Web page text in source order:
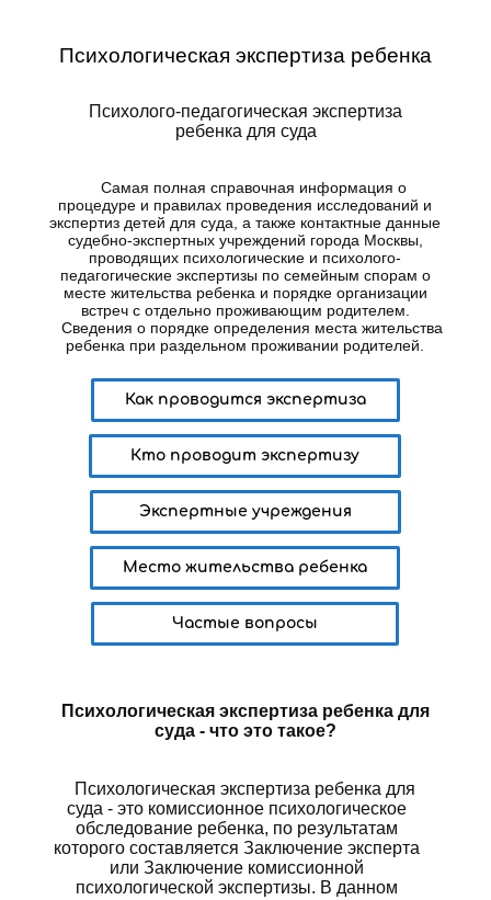
Психологическая экспертиза ребенка
Психолого-педагогическая экспертиза
ребенка для суда
Самая полная справочная информация о
процедуре и правилах проведения исследований и
экспертиз детей для суда, а также контактные данные
судебно-экспертных учреждений города Москвы,
проводящих психологические и психолого-
педагогические экспертизы по семейным спорам о
месте жительства ребенка и порядке организации
встреч с отдельно проживающим родителем.
Сведения о порядке определения места жительства
ребенка при раздельном проживании родителей.
Как проводится экспертиза
Кто проводит экспертизу
Экспертные учреждения
Место жительства ребенка
Частые вопросы
Психологическая экспертиза ребенка для
суда - что это такое?
Психологическая экспертиза ребенка для
суда - это комиссионное психологическое
обследование ребенка, по результатам
которого составляется Заключение эксперта
или Заключение комиссионной
психологической экспертизы. В данном